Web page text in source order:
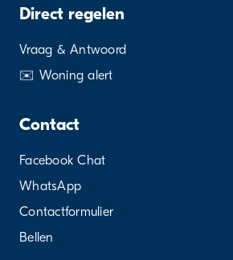
Direct regelen
Vraag & Antwoord
✉️ Woning alert
Contact
Facebook Chat
WhatsApp
Contactformulier
Bellen